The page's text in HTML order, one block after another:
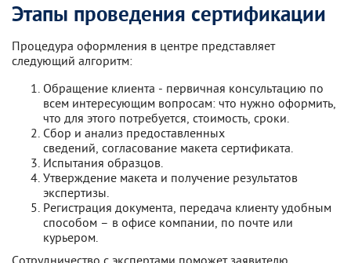
Этапы проведения сертификации
Процедура оформления в центре представляет
следующий алгоритм:
Обращение клиента - первичная консультацию по
всем интересующим вопросам: что нужно оформить,
что для этого потребуется, стоимость, сроки.
Сбор и анализ предоставленных
сведений, согласование макета сертификата.
Испытания образцов.
Утверждение макета и получение результатов
экспертизы.
Регистрация документа, передача клиенту удобным
способом – в офисе компании, по почте или
курьером.
Сотрудничество с экспертами поможет заявителю